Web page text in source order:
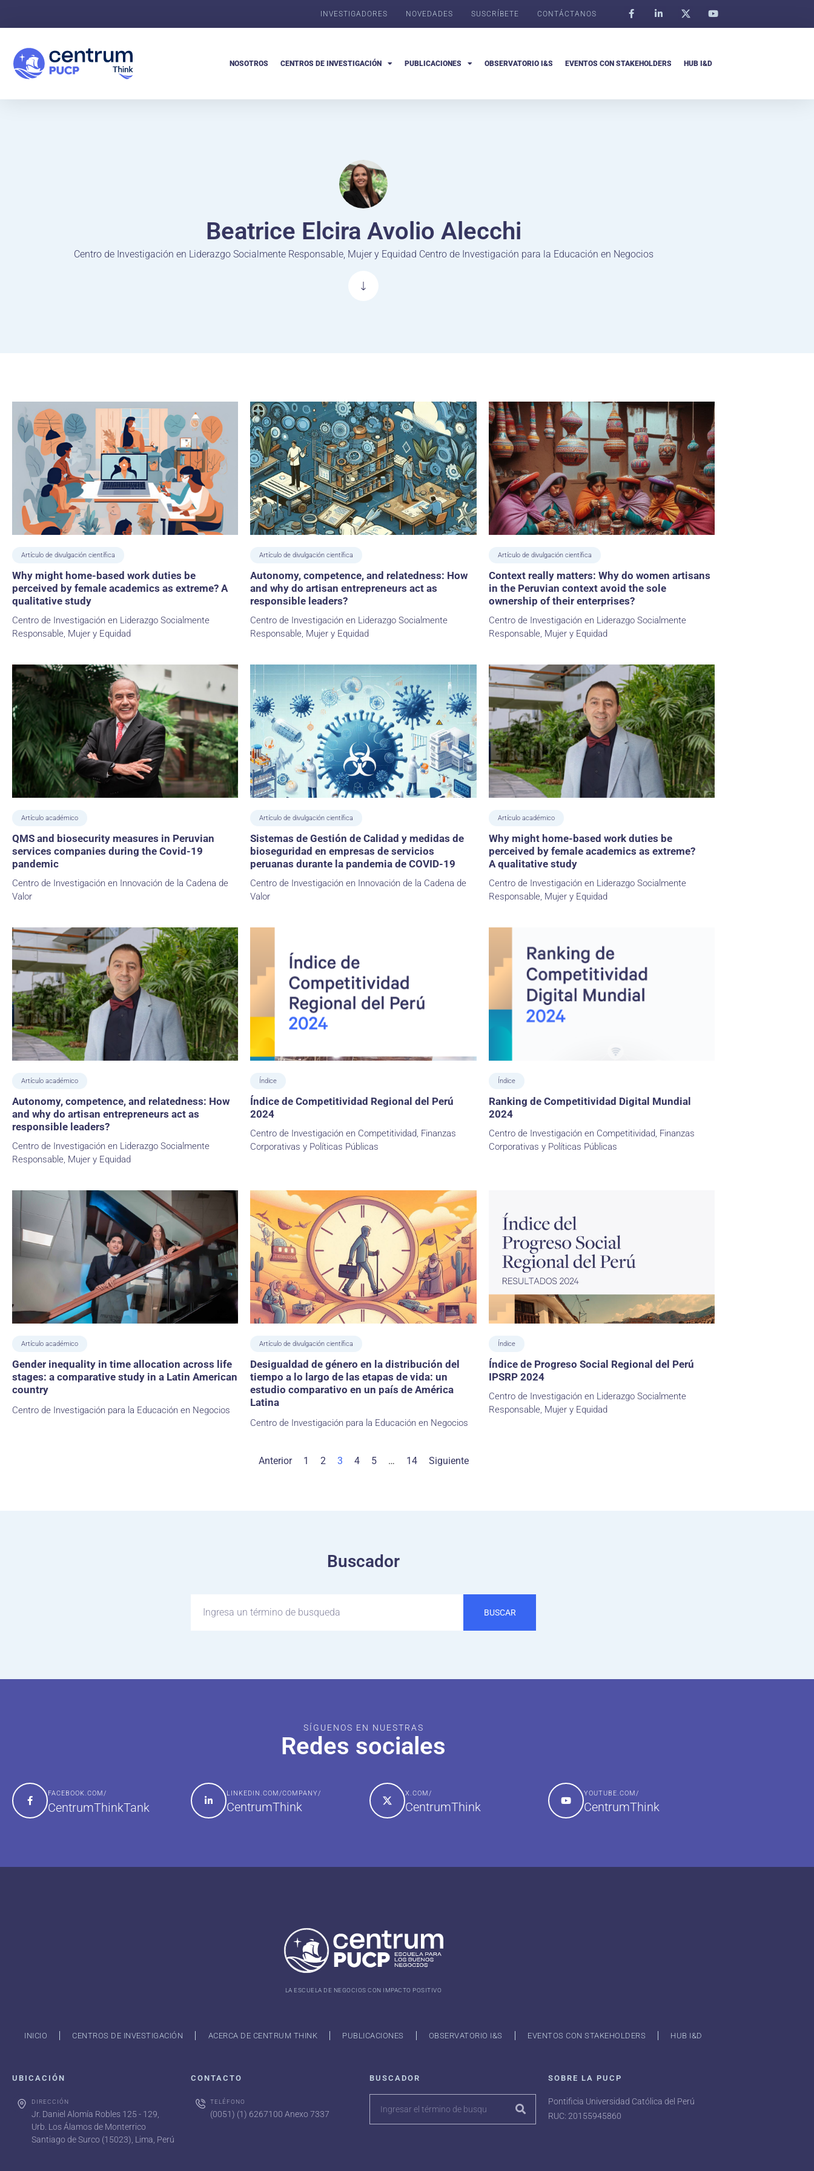
INVESTIGADORES NOVEDADES SUSCRÍBETE CONTÁCTANOS
NOSOTROS CENTROS DE INVESTIGACIÓN PUBLICACIONES OBSERVATORIO I&S EVENTOS CON STAKEHOLDERS HUB I&D
Beatrice Elcira Avolio Alecchi
Centro de Investigación en Liderazgo Socialmente Responsable, Mujer y Equidad Centro de Investigación para la Educación en Negocios
Artículo de divulgación científica
Why might home-based work duties be
perceived by female academics as extreme? A
qualitative study
Centro de Investigación en Liderazgo Socialmente
Responsable, Mujer y Equidad
Artículo de divulgación científica
Autonomy, competence, and relatedness: How
and why do artisan entrepreneurs act as
responsible leaders?
Centro de Investigación en Liderazgo Socialmente
Responsable, Mujer y Equidad
Artículo de divulgación científica
Context really matters: Why do women artisans
in the Peruvian context avoid the sole
ownership of their enterprises?
Centro de Investigación en Liderazgo Socialmente
Responsable, Mujer y Equidad
Artículo académico
QMS and biosecurity measures in Peruvian
services companies during the Covid-19
pandemic
Centro de Investigación en Innovación de la Cadena de
Valor
Artículo de divulgación científica
Sistemas de Gestión de Calidad y medidas de
bioseguridad en empresas de servicios
peruanas durante la pandemia de COVID-19
Centro de Investigación en Innovación de la Cadena de
Valor
Artículo académico
Why might home-based work duties be
perceived by female academics as extreme?
A qualitative study
Centro de Investigación en Liderazgo Socialmente
Responsable, Mujer y Equidad
Artículo académico
Autonomy, competence, and relatedness: How
and why do artisan entrepreneurs act as
responsible leaders?
Centro de Investigación en Liderazgo Socialmente
Responsable, Mujer y Equidad
Índice
Índice de Competitividad Regional del Perú
2024
Centro de Investigación en Competitividad, Finanzas
Corporativas y Políticas Públicas
Índice
Ranking de Competitividad Digital Mundial
2024
Centro de Investigación en Competitividad, Finanzas
Corporativas y Políticas Públicas
Artículo académico
Gender inequality in time allocation across life
stages: a comparative study in a Latin American
country
Centro de Investigación para la Educación en Negocios
Artículo de divulgación científica
Desigualdad de género en la distribución del
tiempo a lo largo de las etapas de vida: un
estudio comparativo en un país de América
Latina
Centro de Investigación para la Educación en Negocios
Índice
Índice de Progreso Social Regional del Perú
IPSRP 2024
Centro de Investigación en Liderazgo Socialmente
Responsable, Mujer y Equidad
Anterior 1 2 3 4 5 … 14 Siguiente
Buscador
BUSCAR
SÍGUENOS EN NUESTRAS
Redes sociales
FACEBOOK.COM/
CentrumThinkTank
LINKEDIN.COM/COMPANY/
CentrumThink
X.COM/
CentrumThink
YOUTUBE.COM/
CentrumThink
LA ESCUELA DE NEGOCIOS CON IMPACTO POSITIVO
INICIO CENTROS DE INVESTIGACIÓN ACERCA DE CENTRUM THINK PUBLICACIONES OBSERVATORIO I&S EVENTOS CON STAKEHOLDERS HUB I&D
UBICACIÓN
DIRECCIÓN
Jr. Daniel Alomía Robles 125 - 129,
Urb. Los Álamos de Monterrico
Santiago de Surco (15023), Lima, Perú
CONTACTO
TELÉFONO
(0051) (1) 6267100 Anexo 7337
BUSCADOR SOBRE LA PUCP
Pontificia Universidad Católica del Perú
RUC: 20155945860